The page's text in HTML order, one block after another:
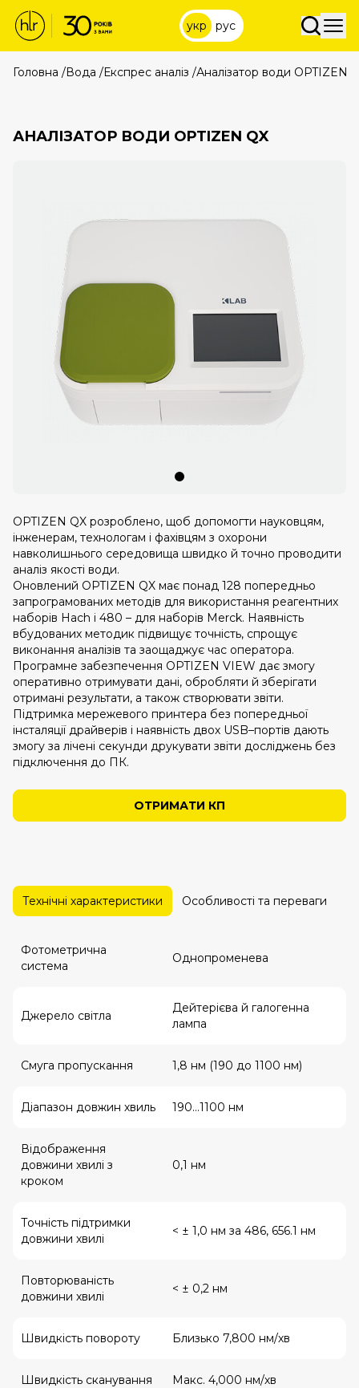
укр рус
Головна /Вода /Експрес аналіз /Аналізатор води OPTIZEN
АНАЛІЗАТОР ВОДИ OPTIZEN QX
OPTIZEN QX розроблено, щоб допомогти науковцям,
інженерам, технологам і фахівцям з охорони
навколишнього середовища швидко й точно проводити
аналіз якості води.
Оновлений OPTIZEN QX має понад 128 попередньо
запрограмованих методів для використання реагентних
наборів Hach і 480 – для наборів Merck. Наявність
вбудованих методик підвищує точність, спрощує
виконання аналізів та заощаджує час оператора.
Програмне забезпечення OPTIZEN VIEW дає змогу
оперативно отримувати дані, обробляти й зберігати
отримані результати, а також створювати звіти.
Підтримка мережевого принтера без попередньої
інсталяції драйверів і наявність двох USB–портів дають
змогу за лічені секунди друкувати звіти досліджень без
підключення до ПК.
ОТРИМАТИ КП
Технічні характеристики Особливості та переваги
Фотометрична
система
Однопроменева
Джерело світла
Дейтерієва й галогенна
лампа
Смуга пропускання 1,8 нм (190 до 1100 нм)
Діапазон довжин хвиль 190...1100 нм
Відображення
довжини хвилі з
кроком
0,1 нм
Точність підтримки
довжини хвилі
< ± 1,0 нм за 486, 656.1 нм
Повторюваність
довжини хвилі
< ± 0,2 нм
Швидкість повороту Близько 7,800 нм/хв
Швидкість сканування Макс. 4,000 нм/хв